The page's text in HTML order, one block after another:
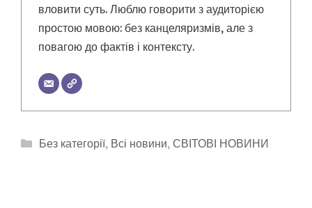
вловити суть. Люблю говорити з аудиторією
простою мовою: без канцеляризмів, але з
повагою до фактів і контексту.
Категорії
Без категорії, Всі новини, СВІТОВІ НОВИНИ